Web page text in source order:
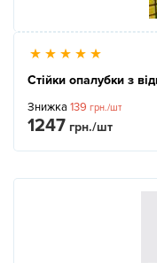
Стійки опалубки з
Знижка 139 грн./шт
1247 грн./шт